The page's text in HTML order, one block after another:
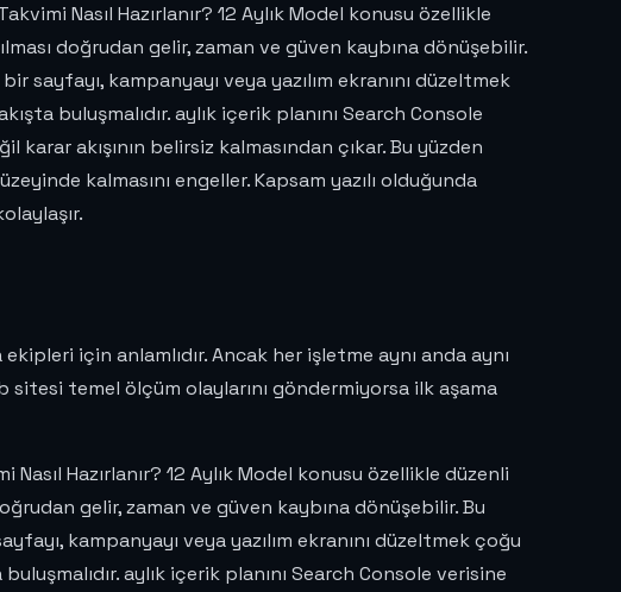
Nasıl Hazırlanır? 12 Aylık Model konusu özellikle
doğrudan gelir, zaman ve güven kaybına dönüşebilir.
kampanyayı veya yazılım ekranını düzeltmek
buluşmalıdır. aylık içerik planını Search Console
akışının belirsiz kalmasından çıkar. Bu yüzden
kalmasını engeller. Kapsam yazılı olduğunda
için anlamlıdır. Ancak her işletme aynı anda aynı
sitesi temel ölçüm olaylarını göndermiyorsa ilk aşama
Hazırlanır? 12 Aylık Model konusu özellikle düzenli
gelir, zaman ve güven kaybına dönüşebilir. Bu
kampanyayı veya yazılım ekranını düzeltmek çoğu
aylık içerik planını Search Console verisine